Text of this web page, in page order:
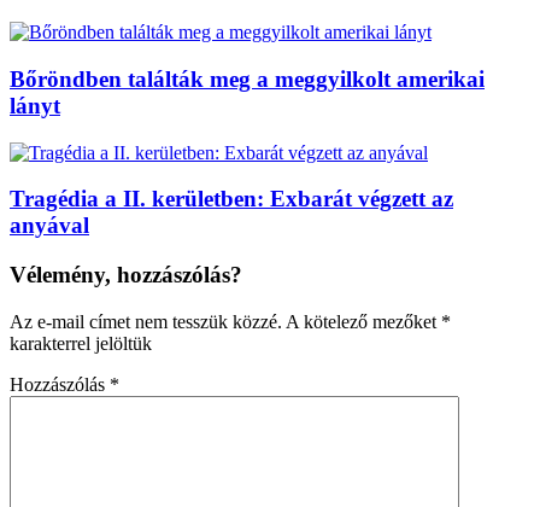
Bőröndben találták meg a meggyilkolt amerikai
lányt
Tragédia a II. kerületben: Exbarát végzett az
anyával
Vélemény, hozzászólás?
Az e-mail címet nem tesszük közzé. A kötelező mezőket *
karakterrel jelöltük
Hozzászólás *